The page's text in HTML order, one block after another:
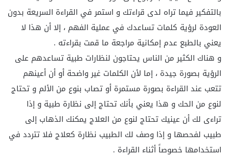
بالتفكير فيما تراه لدى قراءتك و استمر في القراءة السريعة بدون
العودة لرؤية كلمات تساعدك في عملية الفهم ، إلا أن هذا لا
يعني بالطبع عدم إمكانية مراجعة ما قمت بقراءته .
و هناك الكثير من الناس يحتاجون لنظارات طبية تساعدهم على
الرؤية بصورة جيدة ، إما لأن الكلمات غير واضحة أو أن أعينهم
تتعب عند القراءة بصورة مستمرة أو تصاب بنوع من الألم و تحتاج
لنوع من الحك و هذا يعني بأنك تحتاج إلى نظارة طبية و إذا
تراءى لك أن عينيك تحتاج لنوع من العلاج يمكنك الذهاب إلى
طبيب لفحصها و إذا وصف لك الطبيب نظارة كعلاج فلا تتردد في
استخدامها خصوصاً أثناء القراءة .